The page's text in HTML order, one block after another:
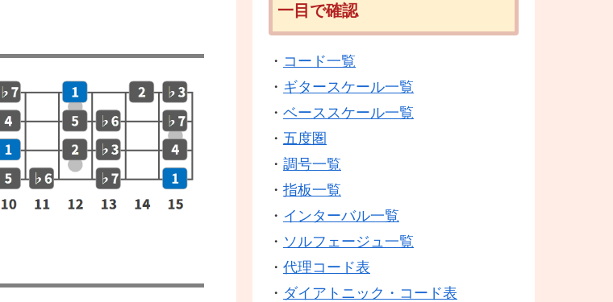
一目で確認
・ コード一覧
・ ギタースケール一覧
・ ベーススケール一覧
・ 五度圏
・ 調号一覧
・ 指板一覧
・ インターバル一覧
・ ソルフェージュ一覧
・ 代理コード表
・ ダイアトニック・コード表